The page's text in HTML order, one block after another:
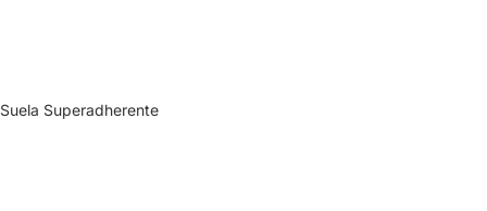
Suela Superadherente